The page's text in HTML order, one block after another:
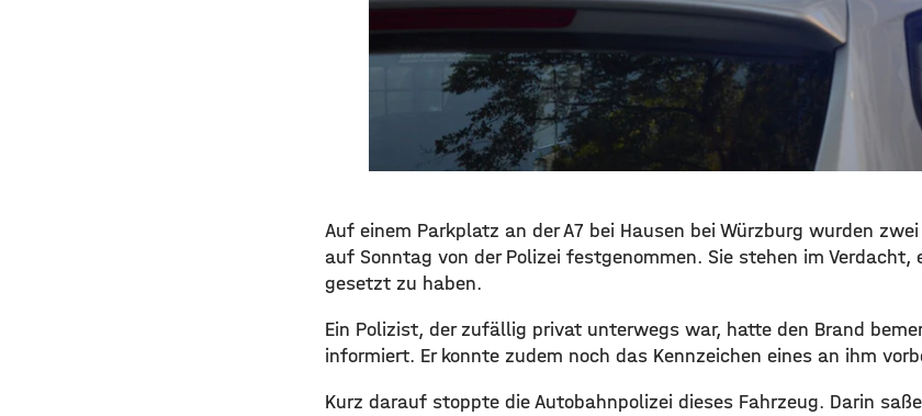
Auf einem Parkplatz an der A7 bei Hausen bei Würzburg wurden
auf Sonntag von der Polizei festgenommen. Sie stehen im Verdacht,
gesetzt zu haben.
Ein Polizist, der zufällig privat unterwegs war, hatte den Brand
informiert. Er konnte zudem noch das Kennzeichen eines an ihm
Kurz darauf stoppte die Autobahnpolizei dieses Fahrzeug. Darin